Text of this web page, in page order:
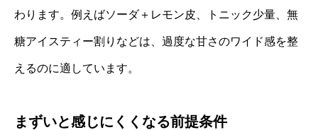
わります。例えばソーダ＋レモン皮、トニック少量、無
糖アイスティー割りなどは、過度な甘さのワイド感を整
えるのに適しています。
まずいと感じにくくなる前提条件